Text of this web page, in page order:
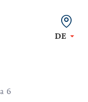
DE
6